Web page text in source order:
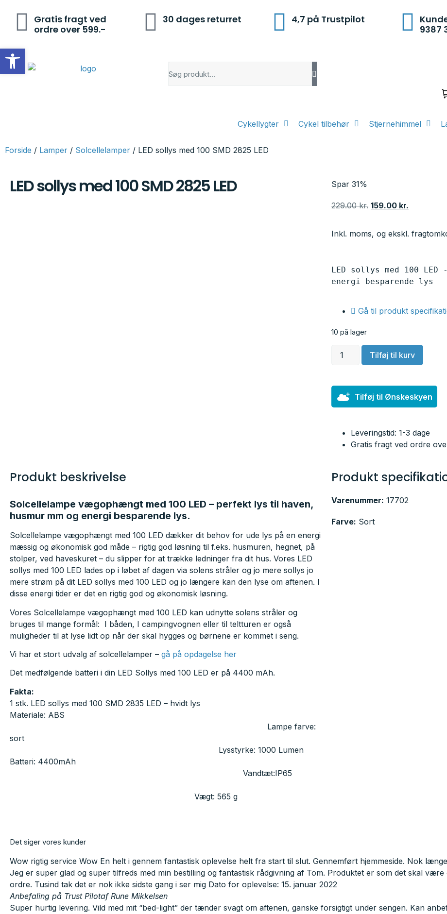
Gratis fragt ved
ordre over 599.-
30 dages returret 4,7 på Trustpilot
9387
Cykellygter Cykel tilbehør Stjernehimmel
Forside / Lamper / Solcellelamper / LED sollys med 100 SMD 2825 LED
LED sollys med 100 SMD 2825 LED Spar 31%
229.00kr. 159.00 kr.
Inkl. moms, og ekskl.
LED sollys med 100
energi besparende lys
Gå til produkt
10 på lager
Tilføj til kurv
Tilføj til Ønskeskyen
Leveringstid: 1-3 dage
Gratis fragt ved ordre
Produkt beskrivelse
Solcellelampe vægophængt med 100 LED – perfekt lys til haven,
husmur mm og energi besparende lys.
Solcellelampe vægophængt med 100 LED dækker dit behov for ude lys på en energi
mæssig og økonomisk god måde – rigtig god løsning til f.eks. husmuren, hegnet, på
stolper, ved haveskuret – du slipper for at trække ledninger fra dit hus. Vores LED
sollys med 100 LED lades op i løbet af dagen via solens stråler og jo mere sollys jo
mere strøm på dit LED sollys med 100 LED og jo længere kan den lyse om aftenen. I
disse energi tider er det en rigtig god og økonomisk løsning.
Vores Solcellelampe vægophængt med 100 LED kan udnytte solens stråler og
bruges til mange formål: I båden, I campingvognen eller til teltturen er også
muligheder til at lyse lidt op når der skal hygges og børnene er kommet i seng.
Vi har et stort udvalg af solcellelamper – gå på opdagelse her
Det medfølgende batteri i din LED Sollys med 100 LED er på 4400 mAh.
Fakta:
1 stk. LED sollys med 100 SMD 2835 LED – hvidt lys
Materiale: ABS
Lampe farve:
sort
Lysstyrke: 1000 Lumen
Batteri: 4400mAh
Vandtæt:IP65
Vægt: 565 g
Produkt
Varenummer: 17702
Farve: Sort
Det siger vores kunder
Wow rigtig service Wow En helt i gennem fantastisk oplevelse helt fra start til slut. Gennemført hjemmeside. Nok
Jeg er super glad og super tilfreds med min bestilling og fantastisk rådgivning af Tom. Produktet er som det skal
ordre. Tusind tak det er nok ikke sidste gang i ser mig Dato for oplevelse: 15. januar 2022
Anbefaling på Trust Pilotaf Rune Mikkelsen
Super hurtig levering. Vild med mit “bed-light” der tænder svagt om aftenen, ganske forsigtigt under sengen. Kan
Open toolbar